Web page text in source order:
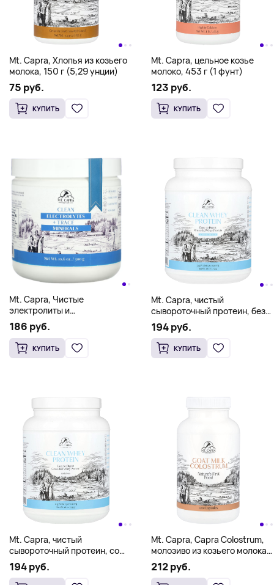
Mt. Capra, Хлопья из козьего
молока, 150 г (5,29 унции)
75 руб.
КУПИТЬ
Mt. Capra, цельное козье
молоко, 453 г (1 фунт)
123 руб.
КУПИТЬ
Mt. Capra, Чистые
электролиты и
микроэлементы, 300 г (10,6
унции)
186 руб.
КУПИТЬ
Mt. Capra, чистый
сывороточный протеин, без
подсластителей, 453 г
(16 унций)
194 руб.
КУПИТЬ
Mt. Capra, чистый
сывороточный протеин, со
вкусом ванили, 453 г
(16 унций)
194 руб.
Mt. Capra, Capra Colostrum,
молозиво из козьего молока,
120 капсул
212 руб.